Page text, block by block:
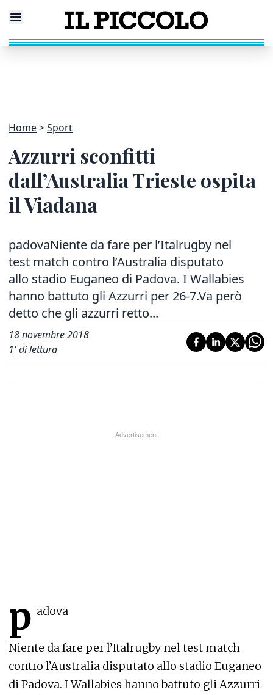
Home Sport
Azzurri sconfitti
dall’Australia Trieste ospita
il Viadana
padovaNiente da fare per l’Italrugby nel
test match contro l’Australia disputato
allo stadio Euganeo di Padova. I Wallabies
hanno battuto gli Azzurri per 26-7.Va però
detto che gli azzurri retto...
18 novembre 2018
1' di lettura
p adova
Niente da fare per l’Italrugby nel test match
contro l’Australia disputato allo stadio Euganeo
di Padova. I Wallabies hanno battuto gli Azzurri